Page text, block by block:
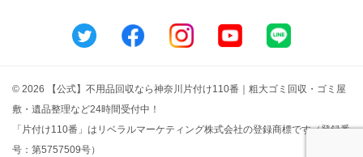
© 2026 【公式】不用品回収なら神奈川片付け110番｜粗大ゴミ回収・ゴミ屋
敷・遺品整理など24時間受付中！
「片付け110番」はリベラルマーケティング株式会社の登録商標です（登録番
号：第5757509号）